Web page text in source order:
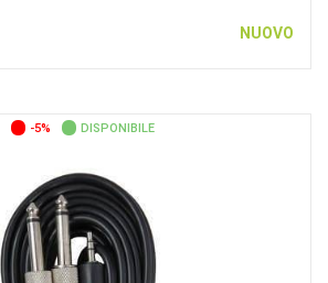
NUOVO
-5% DISPONIBILE